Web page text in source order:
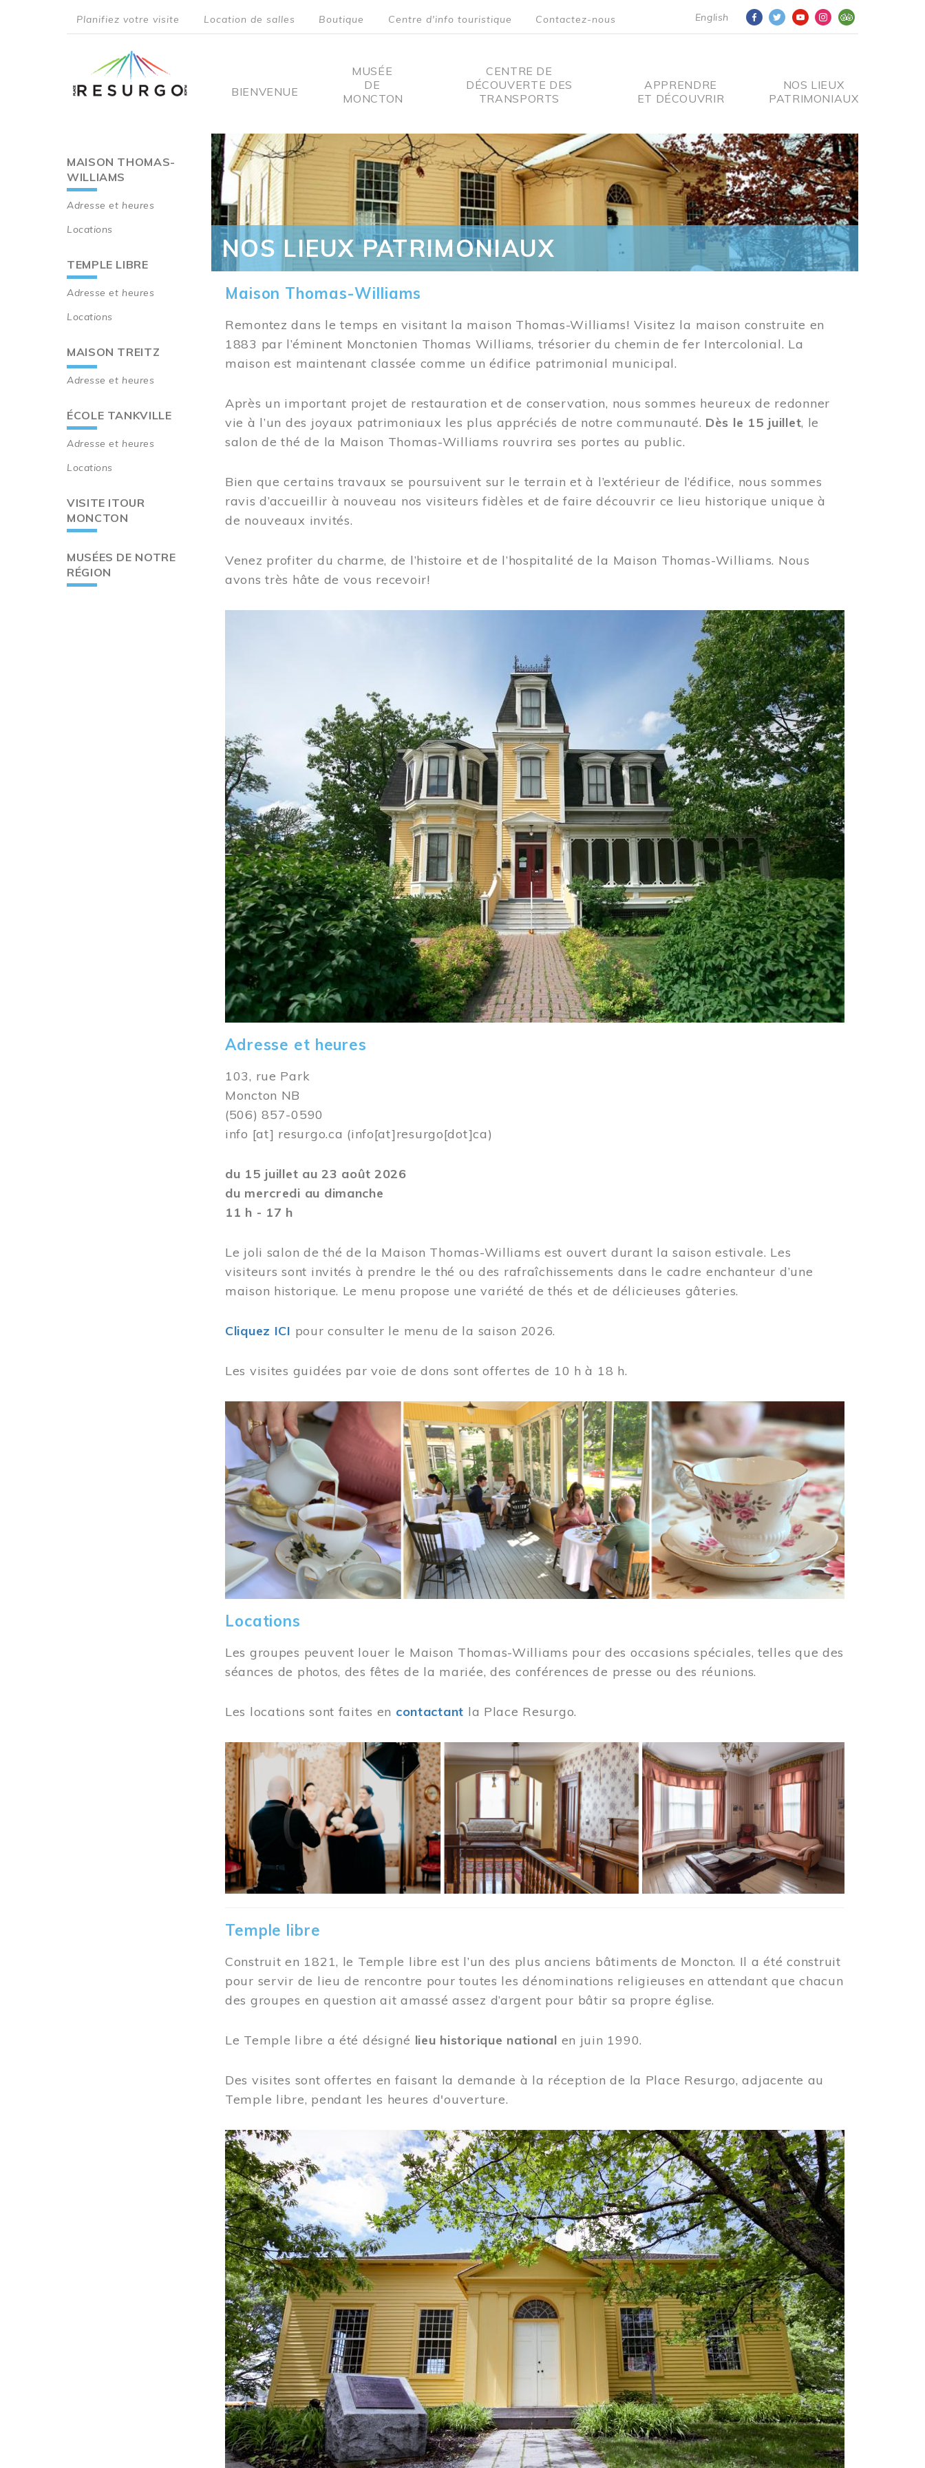
English
menu
Planifiez votre visite Location de salles Boutique Centre d'info touristique Contactez-nous
Main
BIENVENUE
MUSÉE
DE
MONCTON
CENTRE DE
DÉCOUVERTE DES
TRANSPORTS
APPRENDRE
ET DÉCOUVRIR
NOS LIEUX
PATRIMONIAUX
Main
navigation
MAISON THOMAS-
WILLIAMS
Adresse et heures
Locations
TEMPLE LIBRE
Adresse et heures
Locations
MAISON TREITZ
Adresse et heures
ÉCOLE TANKVILLE
Adresse et heures
Locations
VISITE ITOUR
MONCTON
MUSÉES DE NOTRE
RÉGION
NOS LIEUX PATRIMONIAUX
Maison Thomas-Williams
Remontez dans le temps en visitant la maison Thomas-Williams! Visitez la maison construite en
1883 par l’éminent Monctonien Thomas Williams, trésorier du chemin de fer Intercolonial. La
maison est maintenant classée comme un édifice patrimonial municipal.
Après un important projet de restauration et de conservation, nous sommes heureux de redonner
vie à l’un des joyaux patrimoniaux les plus appréciés de notre communauté. Dès le 15 juillet, le
salon de thé de la Maison Thomas-Williams rouvrira ses portes au public.
Bien que certains travaux se poursuivent sur le terrain et à l’extérieur de l’édifice, nous sommes
ravis d’accueillir à nouveau nos visiteurs fidèles et de faire découvrir ce lieu historique unique à
de nouveaux invités.
Venez profiter du charme, de l’histoire et de l’hospitalité de la Maison Thomas-Williams. Nous
avons très hâte de vous recevoir!
Adresse et heures
103, rue Park
Moncton NB
(506) 857-0590
info [at] resurgo.ca (info[at]resurgo[dot]ca)
du 15 juillet au 23 août 2026
du mercredi au dimanche
11 h - 17 h
Le joli salon de thé de la Maison Thomas-Williams est ouvert durant la saison estivale. Les
visiteurs sont invités à prendre le thé ou des rafraîchissements dans le cadre enchanteur d’une
maison historique. Le menu propose une variété de thés et de délicieuses gâteries.
Cliquez ICI pour consulter le menu de la saison 2026.
Les visites guidées par voie de dons sont offertes de 10 h à 18 h.
Image
Locations
Les groupes peuvent louer le Maison Thomas-Williams pour des occasions spéciales, telles que des
séances de photos, des fêtes de la mariée, des conférences de presse ou des réunions.
Les locations sont faites en contactant la Place Resurgo.
Image
Temple libre
Construit en 1821, le Temple libre est l’un des plus anciens bâtiments de Moncton. Il a été construit
pour servir de lieu de rencontre pour toutes les dénominations religieuses en attendant que chacun
des groupes en question ait amassé assez d’argent pour bâtir sa propre église.
Le Temple libre a été désigné lieu historique national en juin 1990.
Des visites sont offertes en faisant la demande à la réception de la Place Resurgo, adjacente au
Temple libre, pendant les heures d'ouverture.
Image